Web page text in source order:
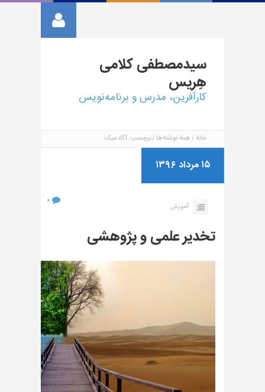
سیدمصطفیکلامی
هِریس
کارآفرین، مدرس و برنامه‌نویس
خانه همه نوشته‌ها برچسب: آکادمیک
۱۵ مرداد ۱۳۹۶
آموزش
۰
تخدیر علمی و پژوهشی